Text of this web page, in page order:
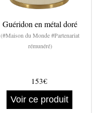
Guéridon en métal doré
(#Maison du Monde #Partenariat
rémunéré)
153€
Voir ce produit